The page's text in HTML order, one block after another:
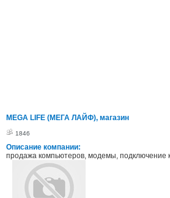
MEGA LIFE (МЕГА ЛАЙФ), магазин
1846
Описание компании:
продажа компьютеров, модемы, подключение